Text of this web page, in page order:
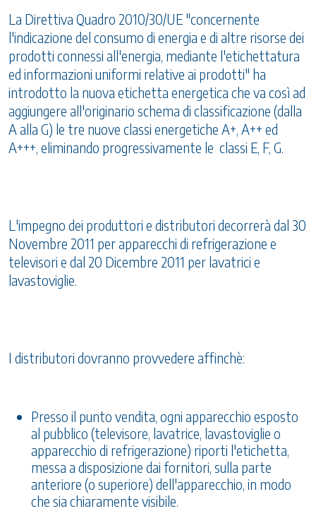
La Direttiva Quadro 2010/30/UE "concernente
l'indicazione del consumo di energia e di altre risorse dei
prodotti connessi all'energia, mediante l'etichettatura
ed informazioni uniformi relative ai prodotti" ha
introdotto la nuova etichetta energetica che va così ad
aggiungere all'originario schema di classificazione (dalla
A alla G) le tre nuove classi energetiche A+, A++ ed
A+++, eliminando progressivamente le classi E, F, G.
L'impegno dei produttori e distributori decorrerà dal 30
Novembre 2011 per apparecchi di refrigerazione e
televisori e dal 20 Dicembre 2011 per lavatrici e
lavastoviglie.
I distributori dovranno provvedere affinchè:
Presso il punto vendita, ogni apparecchio esposto
al pubblico (televisore, lavatrice, lavastoviglie o
apparecchio di refrigerazione) riporti l'etichetta,
messa a disposizione dai fornitori, sulla parte
anteriore (o superiore) dell'apparecchio, in modo
che sia chiaramente visibile.